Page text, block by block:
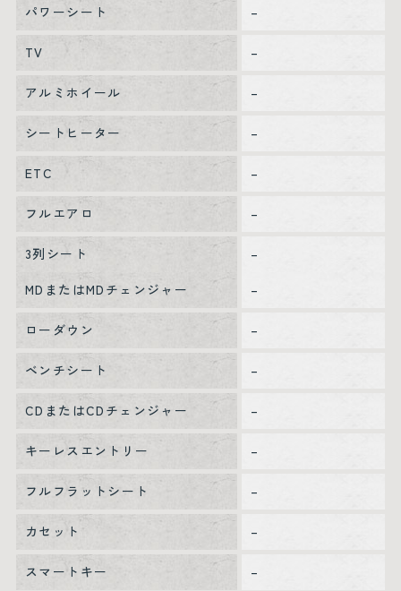
パワーシート –
TV –
アルミホイール –
シートヒーター –
ETC –
フルエアロ –
3列シート
–
MDまたはMDチェンジャー
–
ローダウン –
ベンチシート –
CDまたはCDチェンジャー –
キーレスエントリー –
フルフラットシート –
カセット –
スマートキー –